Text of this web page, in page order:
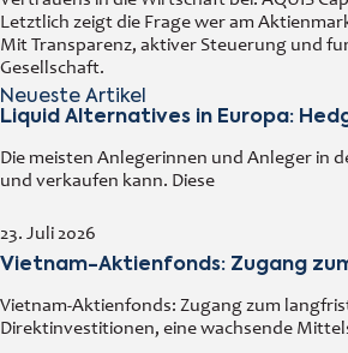
Letztlich zeigt die Frage wer am
Mit Transparenz, aktiver Steuerung und
Gesellschaft.
Neueste Artikel
Liquid Alternatives in Europa:
23. Juli 2026
Die meisten Anlegerinnen und Anleger in
und verkaufen kann. Diese
Vietnam-Aktienfonds: Zugang
Vietnam-Aktienfonds: Zugang zum
Direktinvestitionen, eine wachsende